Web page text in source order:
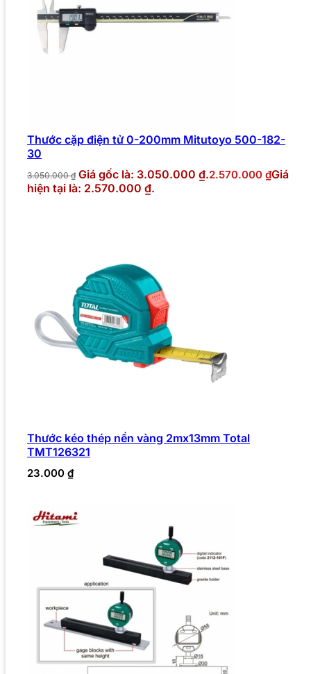
Thước cặp điện tử 0-200mm Mitutoyo 500-182-
30
3.050.000₫ Giá gốc là: 3.050.000 ₫.2.570.000 ₫Giá
hiện tại là: 2.570.000 ₫.
Thước kéo thép nền vàng 2mx13mm Total
TMT126321
23.000 ₫